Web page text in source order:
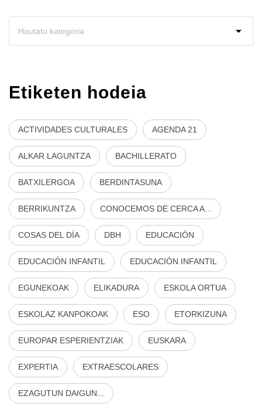
Etiketen hodeia
ACTIVIDADES CULTURALES AGENDA 21
ALKAR LAGUNTZA BACHILLERATO
BATXILERGOA BERDINTASUNA
BERRIKUNTZA CONOCEMOS DE CERCA A...
COSAS DEL DÍA DBH EDUCACIÓN
EDUCACIÓN INFANTIL EDUCACIÓN INFANTIL
EGUNEKOAK ELIKADURA ESKOLA ORTUA
ESKOLAZ KANPOKOAK ESO ETORKIZUNA
EUROPAR ESPERIENTZIAK EUSKARA
EXPERTIA EXTRAESCOLARES
EZAGUTUN DAIGUN...